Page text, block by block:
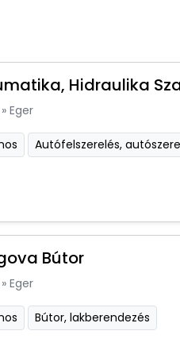
Hidraulika
» Eger
Autófelszerelés,
Bútor
» Eger
Bútor, lakberendezés